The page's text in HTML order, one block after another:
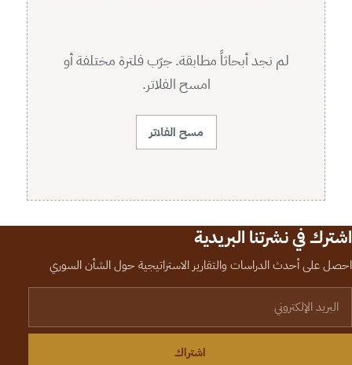
لم نجد أبحاثاً مطابقة. جرّب فلترة مختلفة أو
امسح الفلاتر.
مسح الفلاتر
اشترك في نشرتنا البريدية
احصل على أحدث الدراسات والتقارير الاستراتيجية حول الشأن السوري
اشتراك